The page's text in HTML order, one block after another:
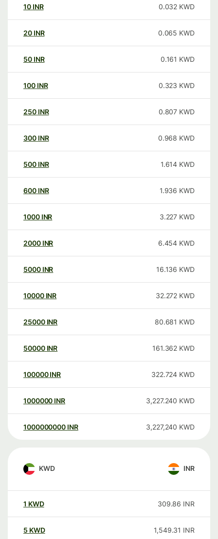
10 INR 0.032 KWD
20 INR 0.065 KWD
50 INR 0.161 KWD
100 INR 0.323 KWD
250 INR 0.807 KWD
300 INR 0.968 KWD
500 INR 1.614 KWD
600 INR 1.936 KWD
1000 INR 3.227 KWD
2000 INR 6.454 KWD
5000 INR 16.136 KWD
10000 INR 32.272 KWD
25000 INR 80.681 KWD
50000 INR 161.362 KWD
100000 INR 322.724 KWD
1000000 INR 3,227.240 KWD
1000000000 INR 3,227,240 KWD
KWD INR
1 KWD 309.86 INR
5 KWD 1,549.31 INR